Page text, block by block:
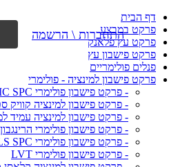
דף הבית
פרקט במבצע
פרקט עץ פלאנק
פרקט פישבון עץ
פנלים פולימריים
פרקט פישבון למינציה - פולימרי
- פרקט פישבון פולימרי REPUBLIC SPC נגד מים
- פרקט פישבון למינציה קוויק
- פרקט פישבון למינציה עמיד
- פרקט פישבון פולימרי הרינגבון spc נגד מים
- פרקט פישבון פולימרי ORIGINALS SPC נגד מים
- פרקט פישבון פולימרי LVT
התחברות \ הרשמה